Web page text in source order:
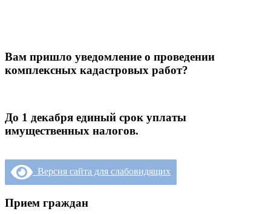
Вам пришло уведомление о проведении
комплексных кадастровых работ?
До 1 декабря единый срок уплаты
имущественных налогов.
Версия сайта для слабовидящих
Прием граждан